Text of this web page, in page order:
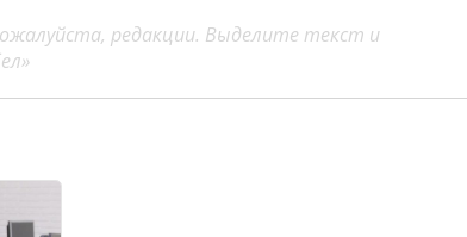
редакции. Выделите текст и